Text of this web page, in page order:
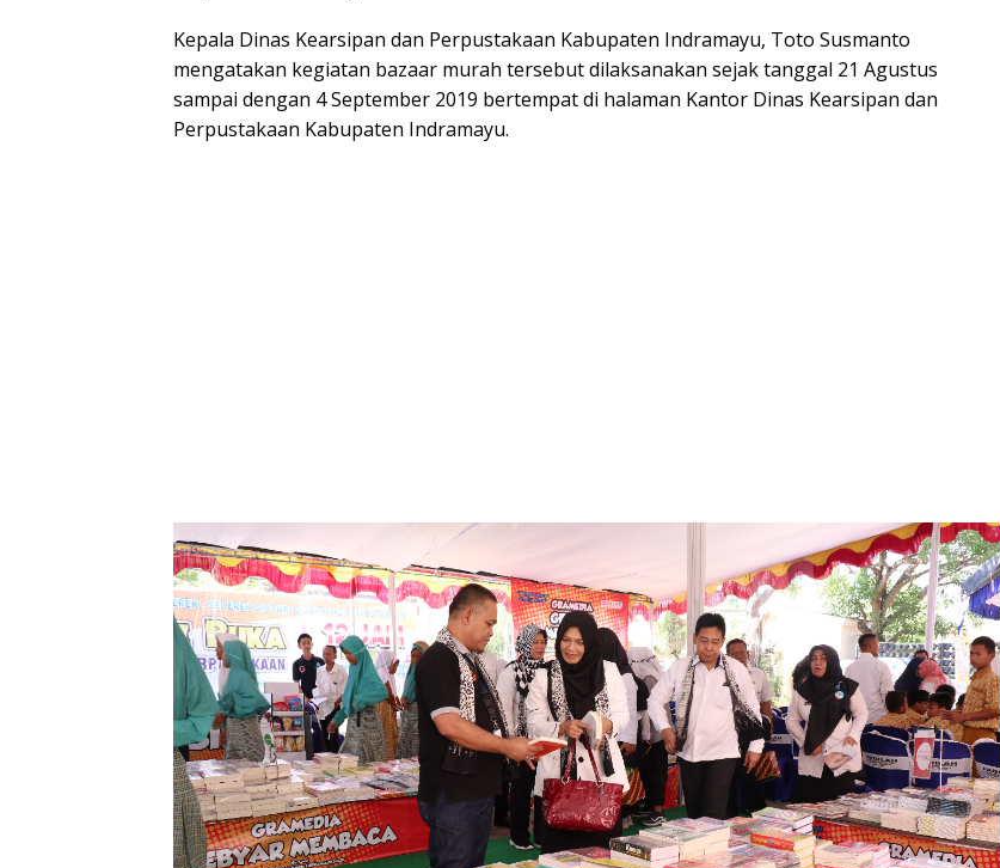
Kepala Dinas Kearsipan dan Perpustakaan Kabupaten Indramayu, Toto Susmanto
mengatakan kegiatan bazaar murah tersebut dilaksanakan sejak tanggal 21 Agustus
sampai dengan 4 September 2019 bertempat di halaman Kantor Dinas Kearsipan dan
Perpustakaan Kabupaten Indramayu.